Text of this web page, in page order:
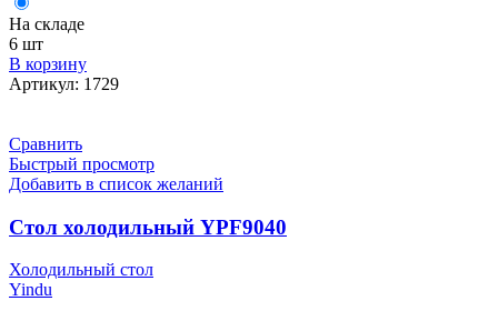
На складе
6 шт
В корзину
Артикул: 1729
Сравнить
Быстрый просмотр
Добавить в список желаний
Стол холодильный YPF9040
Холодильный стол
Yindu